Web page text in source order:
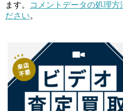
ます。
コメントデータの処理方
ださい。